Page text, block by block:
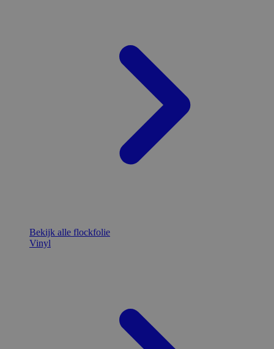
Bekijk alle flockfolie
Vinyl